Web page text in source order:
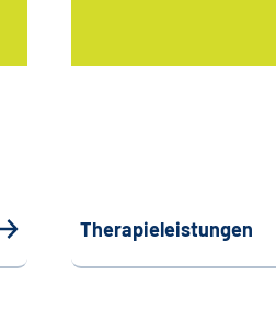
Therapieleistungen